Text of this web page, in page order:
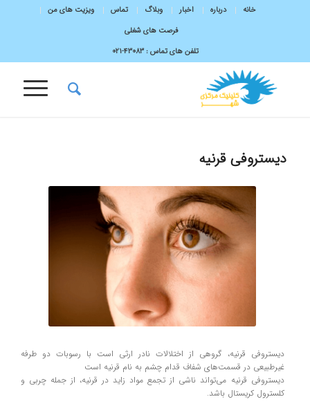
خانه درباره اخبار وبلاگ تماس
ویزیت های من
فرصت های شغلی
تلفن های تماس :43083-۰۲۱
دیستروفی قرنیه
دیستروفی قرنیه، گروهی از اختلالات نادر ارثی است با رسوبات دو طرفه
غیرطبیعی در قسمت‌های شفاف قدام چشم به نام قرنیه است
دیستروفی قرنیه می‌تواند ناشی از تجمع مواد زاید در قرنیه، از جمله چربی و
کلسترول کریستال باشد.